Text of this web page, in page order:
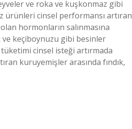
ve roka ve kuşkonmaz gibi
ürünleri cinsel performansı artıran
hormonların salınmasına
ve keçiboynuzu gibi besinler
cinsel isteği artırmada
kuruyemişler arasında fındık,